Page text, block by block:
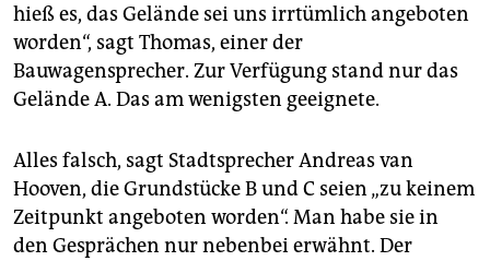
hieß es, das Gelände sei uns irrtümlich angeboten
worden“, sagt Thomas, einer der
Bauwagensprecher. Zur Verfügung stand nur das
Gelände A. Das am wenigsten geeignete.
Alles falsch, sagt Stadtsprecher Andreas van
Hooven, die Grundstücke B und C seien „zu keinem
Zeitpunkt angeboten worden“. Man habe sie in
den Gesprächen nur nebenbei erwähnt. Der